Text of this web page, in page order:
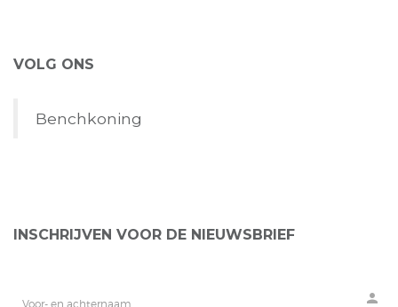
VOLG ONS
Benchkoning
INSCHRIJVEN VOOR DE NIEUWSBRIEF
person